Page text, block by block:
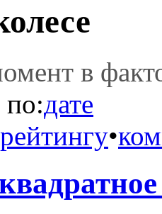
в
по:дате
рейтингу•